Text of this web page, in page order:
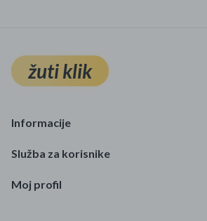
žuti klik
Informacije
Služba za korisnike
Moj profil